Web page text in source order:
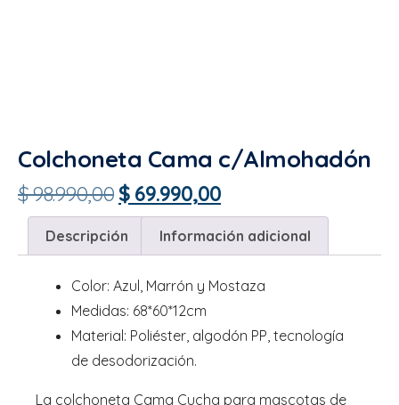
Colchoneta Cama c/Almohadón
$98.990,00 $ 69.990,00
Descripción Información adicional
Color: Azul, Marrón y Mostaza
Medidas: 68*60*12cm
Material: Poliéster, algodón PP, tecnología
de desodorización.
La colchoneta Cama Cucha para mascotas de